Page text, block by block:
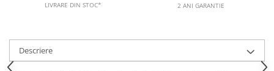
LIVRARE DIN STOC* 2 ANI GARANTIE
Descriere